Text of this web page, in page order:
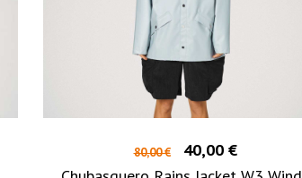
80,00 €
40,00 €